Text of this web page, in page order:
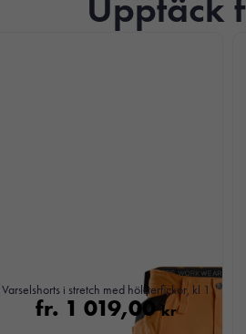
Varselshorts i stretch med hölsterfickor, kl 1
fr. 1 019,00kr